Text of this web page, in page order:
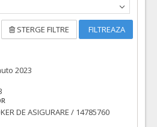
STERGE FILTRE FILTREAZA
2023
DE ASIGURARE / 14785760